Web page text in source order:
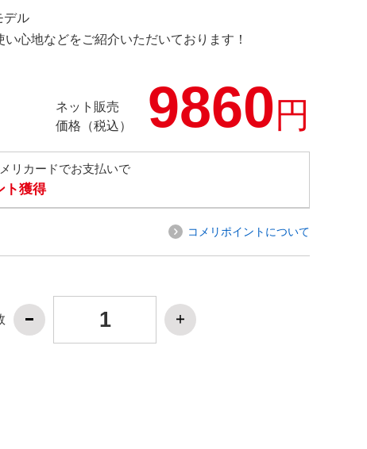
デル
心地などをご紹介いただいております！
ネット販売
価格（税込）
9860円
リカードでお支払いで
ト獲得
コメリポイントについて